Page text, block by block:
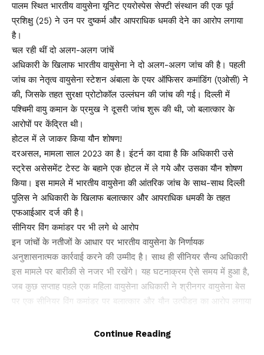
पालम स्थित भारतीय वायुसेना यूनिट एयरोस्पेस सेफ्टी संस्थान की एक पूर्व
प्रशिक्षु (25) ने उन पर दुष्कर्म और आपराधिक धमकी देने का आरोप लगाया
है।
चल रही थीं दो अलग-अलग जांचें
अधिकारी के खिलाफ भारतीय वायुसेना ने दो अलग-अलग जांच की है। पहली
जांच का नेतृत्व वायुसेना स्टेशन अंबाला के एयर ऑफिसर कमांडिंग (एओसी) ने
की, जिसके तहत सुरक्षा प्रोटोकॉल उल्लंघन की जांच की गई। दिल्ली में
पश्चिमी वायु कमान के प्रमुख ने दूसरी जांच शुरू की थी, जो बलात्कार के
आरोपों पर केंद्रित थी।
होटल में ले जाकर किया यौन शोषण!
दरअसल, मामला साल 2023 का है। इंटर्न का दावा है कि अधिकारी उसे
स्ट्रेस असेसमेंट टेस्ट के बहाने एक होटल में ले गये और उसका यौन शोषण
किया। इस मामले में भारतीय वायुसेना की आंतरिक जांच के साथ-साथ दिल्ली
पुलिस ने अधिकारी के खिलाफ बलात्कार और आपराधिक धमकी के तहत
एफआईआर दर्ज की है।
सीनियर विंग कमांडर पर भी लगे थे आरोप
इन जांचों के नतीजों के आधार पर भारतीय वायुसेना के निर्णायक
अनुशासनात्मक कार्रवाई करने की उम्मीद है। साथ ही सीनियर सैन्य अधिकारी
इस मामले पर बारीकी से नजर भी रखेंगे। यह घटनाक्रम ऐसे समय में हुआ है,
जब कुछ सप्ताह पहले एक महिला वायुसेना अधिकारी ने श्रीनगर वायुसेना बेस
पर एक सीनियर विंग कमांडर पर बलात्कार और यौन उत्पीडऩ का आरोप लगाया
Continue Reading